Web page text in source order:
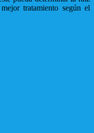
tratamiento según el